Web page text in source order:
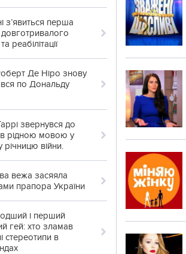
з’явиться перша
довготривалого
реабілітації
Де Ніро знову
по Дональду
звернувся до
рідною мовою у
річницю війни.
вежа засяяла
прапора України
і перший
гей: хто зламав
стереотипи в